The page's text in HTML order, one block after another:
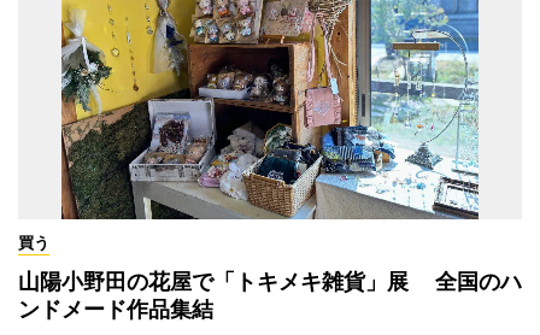
買う
山陽小野田の花屋で「トキメキ雑貨」展 全国のハ
ンドメード作品集結